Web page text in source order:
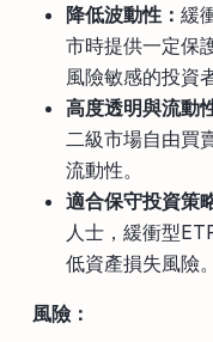
降低波動性： 緩
市時提供一定保
風險敏感的投資者
高度透明與流動
二級市場自由買
流動性。
適合保守投資策
人士，緩衝型
低資產損失風險。
風險：